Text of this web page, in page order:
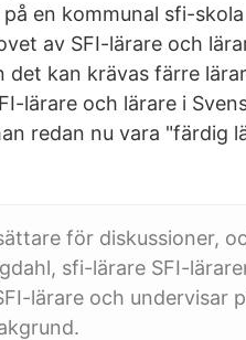
en kommunal sfi-
av SFI-lärare och
kan krävas färre
lärare och lärare i
redan nu vara "färdig
för diskussioner,
sfi-lärare SFI-
lärare och undervisar